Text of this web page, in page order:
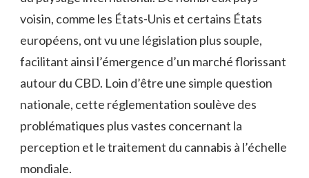
voisin, comme les États-Unis et certains États
européens, ont vu une législation plus souple,
facilitant ainsi l’émergence d’un marché florissant
autour du CBD. Loin d’être une simple question
nationale, cette réglementation soulève des
problématiques plus vastes concernant la
perception et le traitement du cannabis à l’échelle
mondiale.